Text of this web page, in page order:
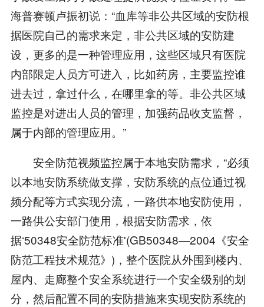
海普赛顿卢振初说：“血库等非公共区域的安防根
据医院自己的需求来定，非公共区域的安防建
设，更多的是一种管理应用，这些区域只有医院
内部限定人员方可进入，比如药房，主要监控谁
进去过，拿过什么，在哪里拿的等。非公共区域
监控是对进出人员的管理，加强药品收支监督，
属于内部的管理应用。”
安全防范视频监控属于本地安防需求，“必须
以本地安防系统做支撑，安防系统的点位通过视
频分配等方式实现分流，一路供本地安防使用，
一路供公安部门使用，根据安防需求，依
据‘50348安全防范标准'(GB50348—2004《安全
防范工程技术规范》)，整个医院从外围到楼内、
屋内、走廊整个安全系统进行一个安全级别的划
分，然后配置不同的安防措施来实现安防系统的